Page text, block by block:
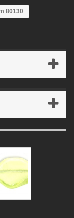
80130